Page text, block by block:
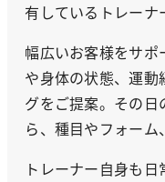
有しているトレーナ
幅広いお客様をサ
や身体の状態、運
グをご提案。その
ら、種目やフォーム
トレーナー自身も